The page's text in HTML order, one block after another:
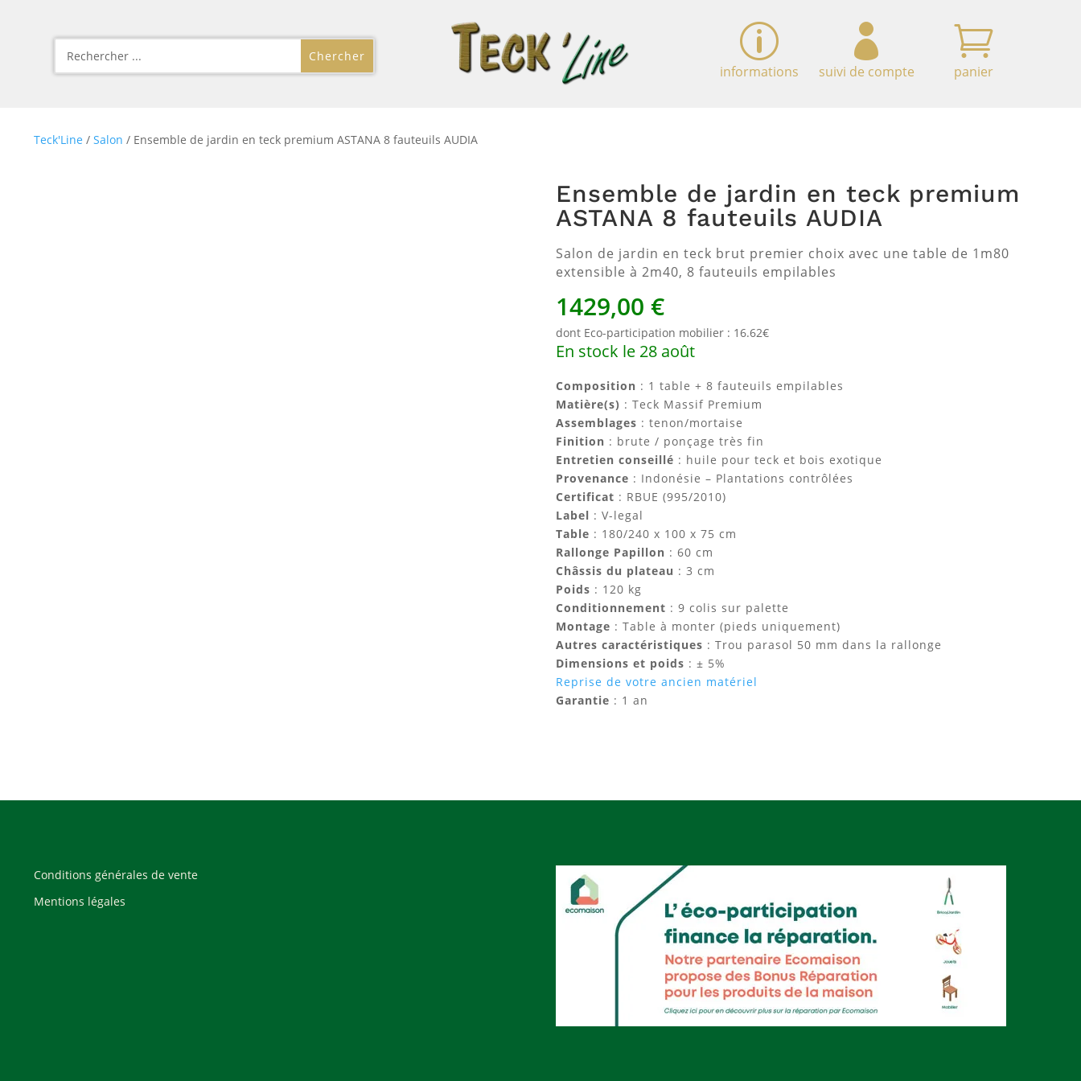
p
informations

suivi de compte

panier
Teck'Line / Salon / Ensemble de jardin en teck premium ASTANA 8 fauteuils AUDIA
Ensemble de jardin en teck premium
ASTANA 8 fauteuils AUDIA
Salon de jardin en teck brut premier choix avec une table de 1m80
extensible à 2m40, 8 fauteuils empilables
1429,00 €
dont Eco-participation mobilier : 16.62€
En stock le 28 août
Composition : 1 table + 8 fauteuils empilables
Matière(s) : Teck Massif Premium
Assemblages : tenon/mortaise
Finition : brute / ponçage très fin
Entretien conseillé : huile pour teck et bois exotique
Provenance : Indonésie – Plantations contrôlées
Certificat : RBUE (995/2010)
Label : V-legal
Table : 180/240 x 100 x 75 cm
Rallonge Papillon : 60 cm
Châssis du plateau : 3 cm
Poids : 120 kg
Conditionnement : 9 colis sur palette
Montage : Table à monter (pieds uniquement)
Autres caractéristiques : Trou parasol 50 mm dans la rallonge
Dimensions et poids : ± 5%
Reprise de votre ancien matériel
Garantie : 1 an
Conditions générales de vente
Mentions légales